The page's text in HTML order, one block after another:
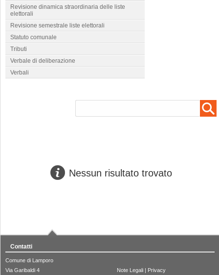
Revisione dinamica straordinaria delle liste
elettorali
Revisione semestrale liste elettorali
Statuto comunale
Tributi
Verbale di deliberazione
Verbali
Nessun risultato trovato
Contatti
Comune di Lamporo
Via Garibaldi 4
Note Legali | Privacy